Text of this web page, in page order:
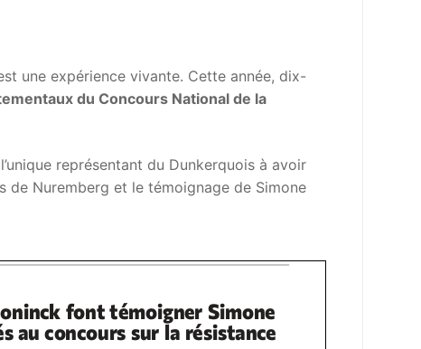
une expérience vivante. Cette année, dix-
du Concours National de la
représentant du Dunkerquois à avoir
de Nuremberg et le témoignage de Simone